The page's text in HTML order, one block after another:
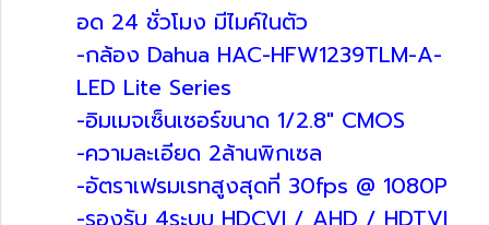
อด 24 ชั่วโมง มีไมค์ในตัว
-กล้อง Dahua HAC-HFW1239TLM-A-
LED Lite Series
-อิมเมจเซ็นเซอร์ขนาด 1/2.8" CMOS
-ความละเอียด 2ล้านพิกเซล
-อัตราเฟรมเรทสูงสุดที่ 30fps @ 1080P
-รองรับ 4ระบบ HDCVI / AHD / HDTVI